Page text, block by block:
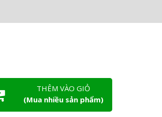
THÊM VÀO GIỎ
(Mua nhiều sản phẩm)